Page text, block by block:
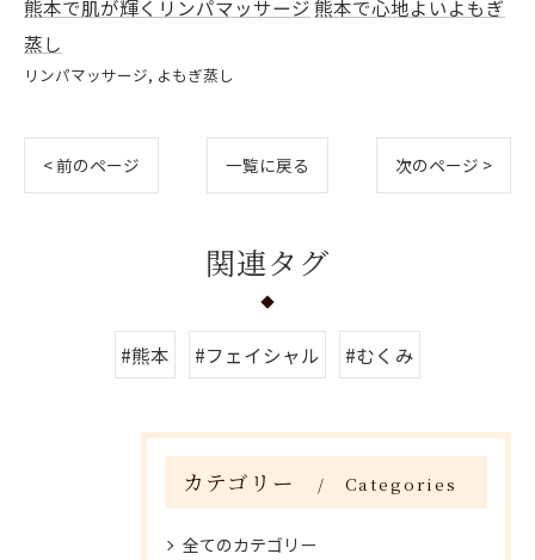
熊本で肌が輝くリンパマッサージ熊本で心地よいよもぎ
蒸し
リンパマッサージ よもぎ蒸し
< 前のページ 一覧に戻る 次のページ >
関連タグ
#熊本 #フェイシャル #むくみ
カテゴリー Categories
全てのカテゴリー